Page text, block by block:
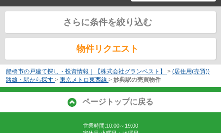
さらに条件を絞り込む
物件リクエスト
船橋市の戸建て探し・投資情報｜【株式会社グランベスト】 > (居住用(売買))
路線・駅から探す > 東京メトロ東西線 > 妙典駅の売買物件
ページトップに戻る
営業時間:10:00～19:00